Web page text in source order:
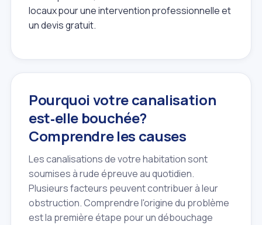
locaux pour une intervention professionnelle et
un devis gratuit.
Pourquoi votre canalisation
est‑elle bouchée?
Comprendre les causes
Les canalisations de votre habitation sont
soumises à rude épreuve au quotidien.
Plusieurs facteurs peuvent contribuer à leur
obstruction. Comprendre l'origine du problème
est la première étape pour un débouchage